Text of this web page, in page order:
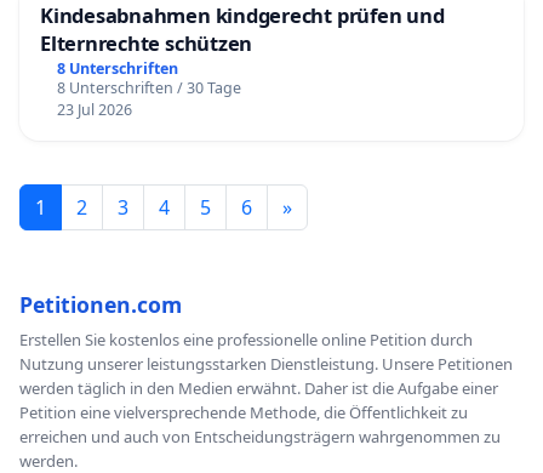
Kindesabnahmen kindgerecht prüfen und
Elternrechte schützen
8 Unterschriften
8 Unterschriften / 30 Tage
23 Jul 2026
1 2 3 4 5 6 »
Petitionen.com
Erstellen Sie kostenlos eine professionelle online Petition durch
Nutzung unserer leistungsstarken Dienstleistung. Unsere Petitionen
werden täglich in den Medien erwähnt. Daher ist die Aufgabe einer
Petition eine vielversprechende Methode, die Öffentlichkeit zu
erreichen und auch von Entscheidungsträgern wahrgenommen zu
werden.